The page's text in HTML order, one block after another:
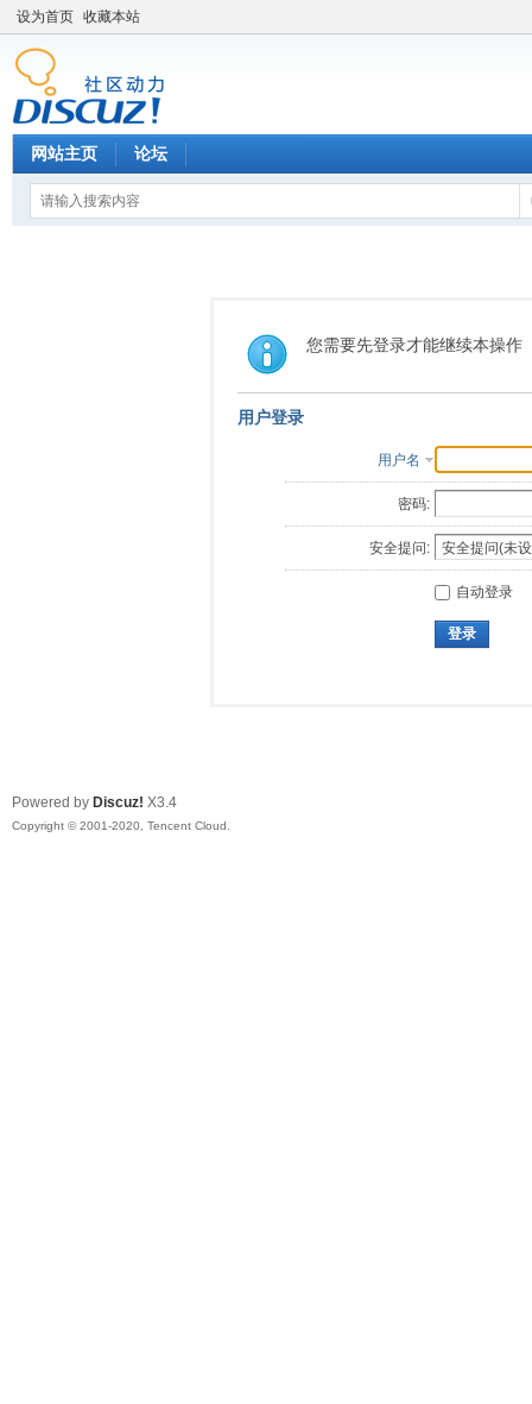
设为首页 收藏本站
网站主页 论坛
您需要先登录才能继续本操作
用户登录
用户名
密码:
安全提问:
自动登录
登录
Powered by Discuz! X3.4
Copyright © 2001-2020, Tencent Cloud.